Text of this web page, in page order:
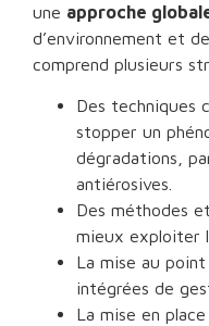
une approche
d’environnement et
comprend plusieurs
Des techniques
stopper un
dégradations,
antiérosives.
Des méthodes
mieux exploiter
La mise au
intégrées de
La mise en